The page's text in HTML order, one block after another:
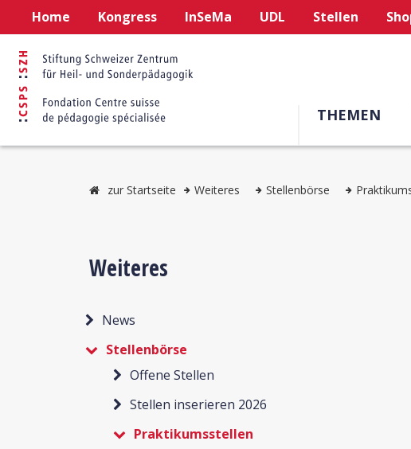
Home Kongress InSeMa UDL Stellen
THEMEN
zur Startseite Weiteres Stellenbörse
Weiteres
News
Stellenbörse
Offene Stellen
Stellen inserieren 2026
Praktikumsstellen